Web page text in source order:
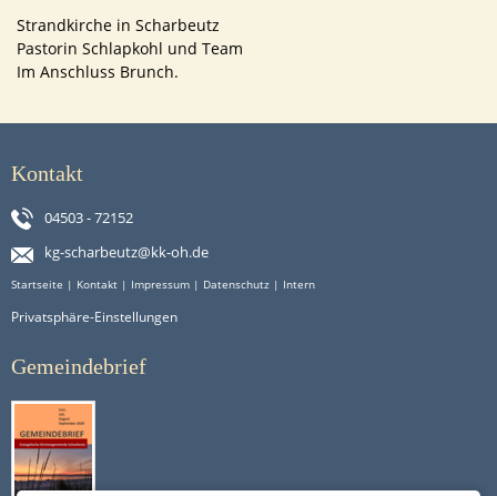
Strandkirche in Scharbeutz
Pastorin Schlapkohl und Team
Im Anschluss Brunch.
Kontakt
04503 - 72152
kg-scharbeutz@kk-oh.de
Startseite | Kontakt | Impressum | Datenschutz | Intern
Privatsphäre-Einstellungen
Gemeindebrief